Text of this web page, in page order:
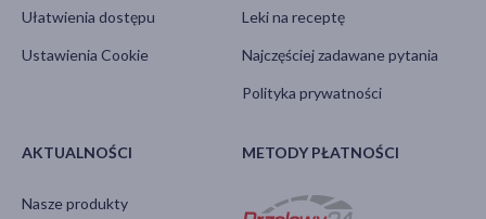
Ułatwienia dostępu
Ustawienia Cookie
Leki na receptę
Najczęściej zadawane pytania
Polityka prywatności
AKTUALNOŚCI
Nasze produkty
METODY PŁATNOŚCI